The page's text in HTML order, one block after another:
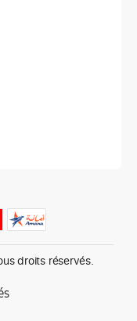
incontournables :
droits réservés.